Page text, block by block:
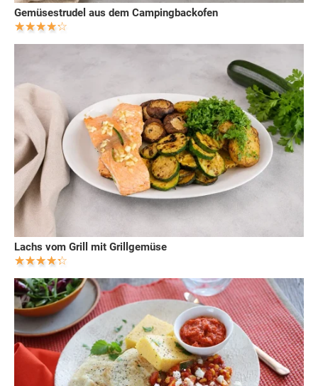
Gemüsestrudel aus dem Campingbackofen
Lachs vom Grill mit Grillgemüse